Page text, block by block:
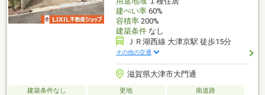
建ぺい率60%
容積率200%
建築条件なし
ＪＲ湖西線 大津京駅 徒歩15分
その他の交通
滋賀県大津市大門通
建築条件なし 更地
南道路